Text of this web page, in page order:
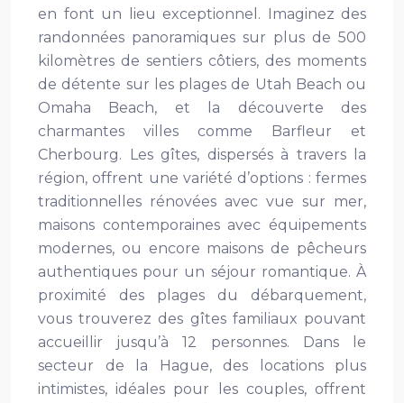
en font un lieu exceptionnel. Imaginez des
randonnées panoramiques sur plus de 500
kilomètres de sentiers côtiers, des moments
de détente sur les plages de Utah Beach ou
Omaha Beach, et la découverte des
charmantes villes comme Barfleur et
Cherbourg. Les gîtes, dispersés à travers la
région, offrent une variété d’options : fermes
traditionnelles rénovées avec vue sur mer,
maisons contemporaines avec équipements
modernes, ou encore maisons de pêcheurs
authentiques pour un séjour romantique. À
proximité des plages du débarquement,
vous trouverez des gîtes familiaux pouvant
accueillir jusqu’à 12 personnes. Dans le
secteur de la Hague, des locations plus
intimistes, idéales pour les couples, offrent